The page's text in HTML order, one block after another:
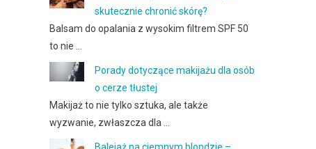
skutecznie chronić skórę?
Balsam do opalania z wysokim filtrem SPF 50
to nie …
Porady dotyczące makijażu dla osób
o cerze tłustej
Makijaż to nie tylko sztuka, ale także
wyzwanie, zwłaszcza dla …